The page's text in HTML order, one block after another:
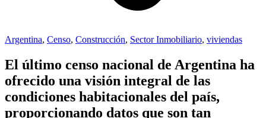
Argentina, Censo, Construcción, Sector Inmobiliario, viviendas
El último censo nacional de Argentina ha
ofrecido una visión integral de las
condiciones habitacionales del país,
proporcionando datos que son tan